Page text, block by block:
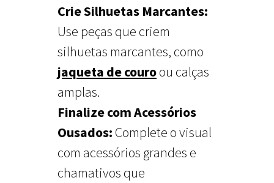
Crie Silhuetas Marcantes:
Use peças que criem
silhuetas marcantes, como
jaqueta de couroou calças
amplas.
Finalize com Acessórios
Ousados: Complete o visual
com acessórios grandes e
chamativos que